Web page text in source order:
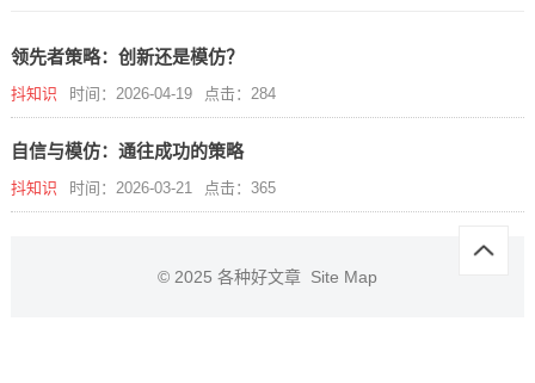
领先者策略：创新还是模仿？
抖知识 时间：2026-04-19 点击：284
自信与模仿：通往成功的策略
抖知识 时间：2026-03-21 点击：365
© 2025 各种好文章 Site Map